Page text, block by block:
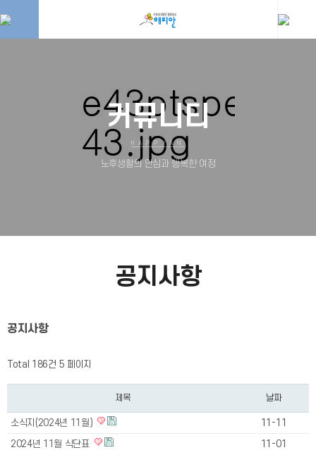
커뮤니티
HAPPYAN
노후생활의 안심과 행복한 여정
공지사항
공지사항
Total 186건 5 페이지
제목 날짜
소식지(2024년 11월)
11-11
2024년 11월 식단표
11-01